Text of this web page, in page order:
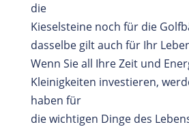
die
Kieselsteine noch für die
dasselbe gilt auch für Ihr
Wenn Sie all Ihre Zeit und
Kleinigkeiten investieren,
haben für
die wichtigen Dinge des